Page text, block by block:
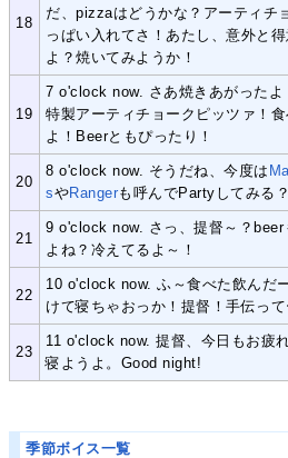
18
だ、pizzaはどうかな？アーティチ
っぱい入れてさ！あたし、意外と
よ？焼いてみようか！
19
7 o'clock now. さあ焼きあがった
特製アーティチョークピッツァ！
よ！Beerともぴったり！
20
8 o'clock now. そうだね、今度は
sやRangerも呼んでPartyしてみる
21
9 o'clock now. さっ、提督～？beer
よね？冷えてるよ～！
22
10 o'clock now. ふ～食べた飲んだ
けて寝ちゃおっか！提督！手伝って
23
11 o'clock now. 提督、今日もお疲
寝ようよ。Good night!
季節ボイス一覧